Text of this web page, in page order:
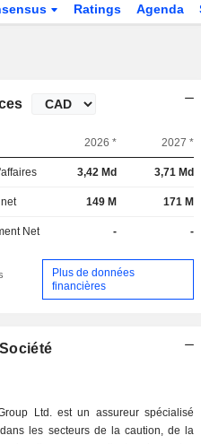
Ratings Agenda
2026 * 2027 *
3,42 Md 3,71 Md
149 M 171 M
Net - -
Plus de données
financières
Ltd. est un assureur spécialisé
les secteurs de la caution, de la